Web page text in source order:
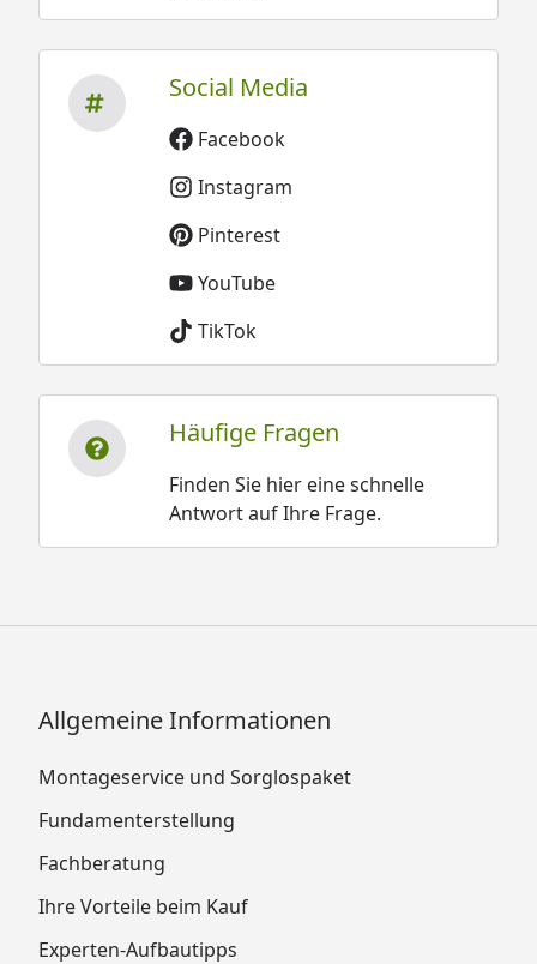
Social Media
Facebook
Instagram
Pinterest
YouTube
TikTok
Häufige Fragen
Finden Sie hier eine schnelle
Antwort auf Ihre Frage.
Allgemeine Informationen
Montageservice und Sorglospaket
Fundamenterstellung
Fachberatung
Ihre Vorteile beim Kauf
Experten-Aufbautipps